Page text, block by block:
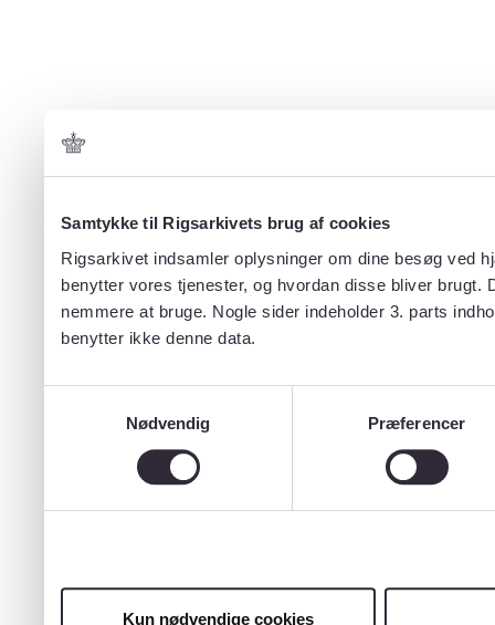
Samtykke til Rigsarkivets brug af cookies
Rigsarkivet indsamler oplysninger om dine besøg ved
benytter vores tjenester, og hvordan disse bliver
nemmere at bruge. Nogle sider indeholder 3. parts
benytter ikke denne data.
Nødvendig
Præferencer
Kun nødvendige cookies